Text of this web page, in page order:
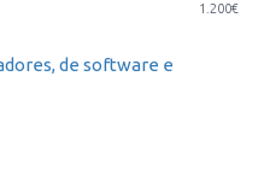
1.200€
de software e